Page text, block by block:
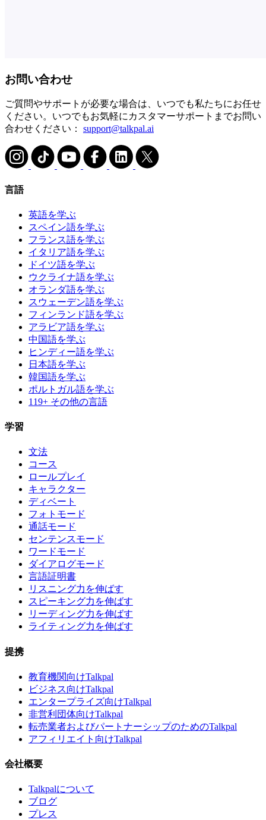
お問い合わせ
ご質問やサポートが必要な場合は、いつでも私たちにお任せ
ください。いつでもお気軽にカスタマーサポートまでお問い
合わせください： support@talkpal.ai
言語
英語を学ぶ
スペイン語を学ぶ
フランス語を学ぶ
イタリア語を学ぶ
ドイツ語を学ぶ
ウクライナ語を学ぶ
オランダ語を学ぶ
スウェーデン語を学ぶ
フィンランド語を学ぶ
アラビア語を学ぶ
中国語を学ぶ
ヒンディー語を学ぶ
日本語を学ぶ
韓国語を学ぶ
ポルトガル語を学ぶ
119+ その他の言語
学習
文法
コース
ロールプレイ
キャラクター
ディベート
フォトモード
通話モード
センテンスモード
ワードモード
ダイアログモード
言語証明書
リスニング力を伸ばす
スピーキング力を伸ばす
リーディング力を伸ばす
ライティング力を伸ばす
提携
教育機関向けTalkpal
ビジネス向けTalkpal
エンタープライズ向けTalkpal
非営利団体向けTalkpal
転売業者およびパートナーシップのためのTalkpal
アフィリエイト向けTalkpal
会社概要
Talkpalについて
ブログ
プレス